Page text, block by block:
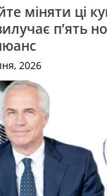
міняти ці
п’ять
2026